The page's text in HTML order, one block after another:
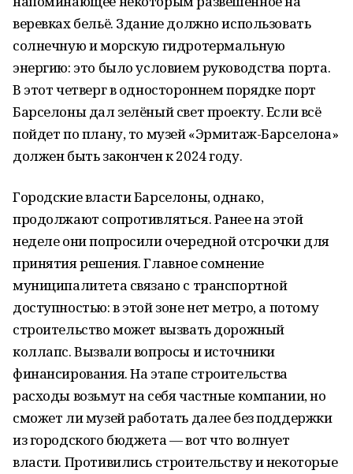
веревках бельё. Здание должно использовать
солнечную и морскую гидротермальную
энергию: это было условием руководства порта.
В этот четверг в одностороннем порядке порт
Барселоны дал зелёный свет проекту. Если всё
пойдет по плану, то музей «Эрмитаж-Барселона»
должен быть закончен к 2024 году.
Городские власти Барселоны, однако,
продолжают сопротивляться. Ранее на этой
неделе они попросили очередной отсрочки для
принятия решения. Главное сомнение
муниципалитета связано с транспортной
доступностью: в этой зоне нет метро, а потому
строительство может вызвать дорожный
коллапс. Вызвали вопросы и источники
финансирования. На этапе строительства
расходы возьмут на себя частные компании, но
сможет ли музей работать далее без поддержки
из городского бюджета — вот что волнует
власти. Противились строительству и некоторые